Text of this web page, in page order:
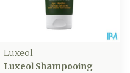
Luxeol
Luxeol Shampooing